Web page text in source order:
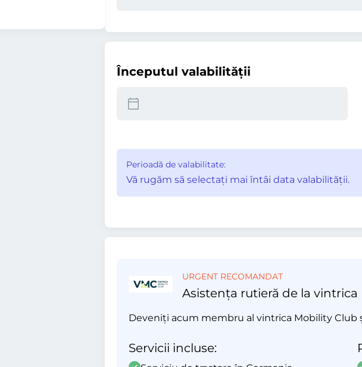
Începutul valabilităţii
Perioadă de valabilitate:
Vă rugăm să selectaţi mai întâi data valabilităţii.
URGENT RECOMANDAT
Asistența rutieră de la
Deveniți acum membru al vintrica Mobility Club
Servicii incluse: